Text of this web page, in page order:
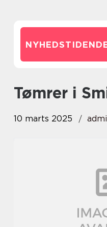
tømrer i
10 marts 2025